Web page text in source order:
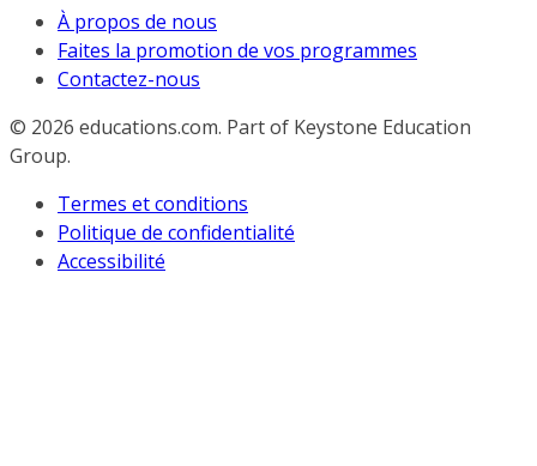
À propos de nous
Faites la promotion de vos programmes
Contactez-nous
© 2026 educations.com. Part of Keystone Education
Group.
Termes et conditions
Politique de confidentialité
Accessibilité